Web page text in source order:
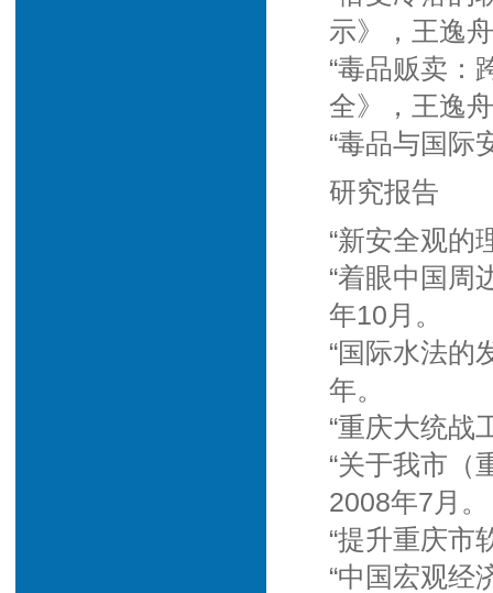
示》，王逸
“毒品贩卖：
全》，王逸
“毒品与国际
研究报告
“新安全观的
“着眼中国周
年10月。
“国际水法的
年。
“重庆大统战
“关于我市（
2008年7月。
“提升重庆市
“中国宏观经